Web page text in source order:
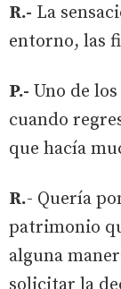
R.- La
entorno, las
P.- Uno de
cuando
que hacía
R.- Quería
patrimonio
alguna